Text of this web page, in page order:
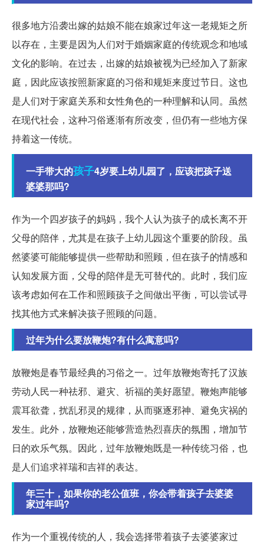
很多地方沿袭出嫁的姑娘不能在娘家过年这一老规矩之所
以存在，主要是因为人们对于婚姻家庭的传统观念和地域
文化的影响。在过去，出嫁的姑娘被视为已经加入了新家
庭，因此应该按照新家庭的习俗和规矩来度过节日。这也
是人们对于家庭关系和女性角色的一种理解和认同。虽然
在现代社会，这种习俗逐渐有所改变，但仍有一些地方保
持着这一传统。
一手带大的孩子4岁要上幼儿园了，应该把孩子送
婆婆那吗?
作为一个四岁孩子的妈妈，我个人认为孩子的成长离不开
父母的陪伴，尤其是在孩子上幼儿园这个重要的阶段。虽
然婆婆可能能够提供一些帮助和照顾，但在孩子的情感和
认知发展方面，父母的陪伴是无可替代的。此时，我们应
该考虑如何在工作和照顾孩子之间做出平衡，可以尝试寻
找其他方式来解决孩子照顾的问题。
过年为什么要放鞭炮?有什么寓意吗?
放鞭炮是春节最经典的习俗之一。过年放鞭炮寄托了汉族
劳动人民一种祛邪、避灾、祈福的美好愿望。鞭炮声能够
震耳欲聋，扰乱邪灵的规律，从而驱逐邪神、避免灾祸的
发生。此外，放鞭炮还能够营造热烈喜庆的氛围，增加节
日的欢乐气氛。因此，过年放鞭炮既是一种传统习俗，也
是人们追求祥瑞和吉祥的表达。
年三十，如果你的老公值班，你会带着孩子去婆婆
家过年吗?
作为一个重视传统的人，我会选择带着孩子去婆婆家过